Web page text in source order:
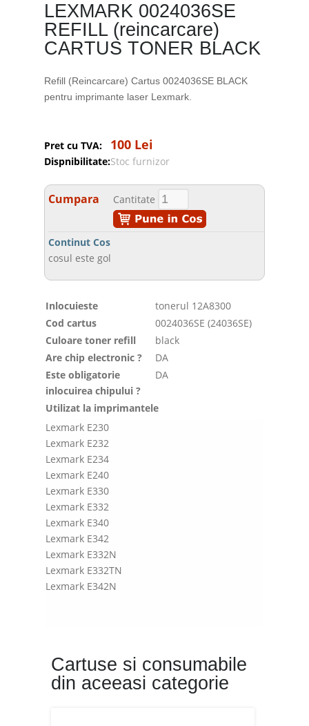
LEXMARK 0024036SE
REFILL (reincarcare)
CARTUS TONER BLACK
Refill (Reincarcare) Cartus 0024036SE BLACK
pentru imprimante laser Lexmark.
Pret cu TVA: 100 Lei
Dispnibilitate:Stoc furnizor
Cumpara Cantitate
Continut Cos
cosul este gol
Inlocuieste
tonerul 12A8300
Cod cartus
0024036SE (24036SE)
Culoare toner refill
black
Are chip electronic ?
DA
Este obligatorie
inlocuirea chipului ?
DA
Utilizat la imprimantele
Lexmark E230
Lexmark E232
Lexmark E234
Lexmark E240
Lexmark E330
Lexmark E332
Lexmark E340
Lexmark E342
Lexmark E332N
Lexmark E332TN
Lexmark E342N
Cartuse si consumabile
din aceeasi categorie